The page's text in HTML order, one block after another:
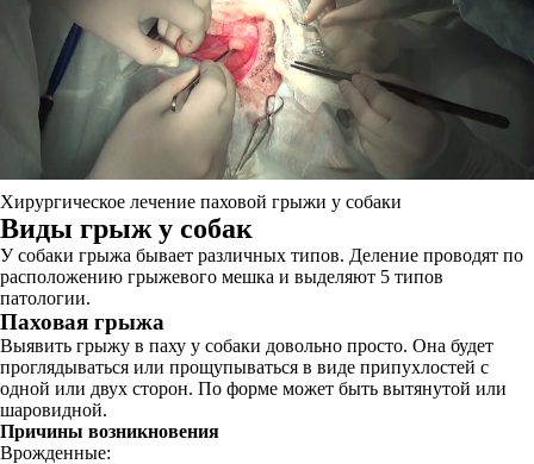
Хирургическое лечение паховой грыжи у собаки
Виды грыж у собак
У собаки грыжа бывает различных типов. Деление проводят по
расположению грыжевого мешка и выделяют 5 типов
патологии.
Паховая грыжа
Выявить грыжу в паху у собаки довольно просто. Она будет
проглядываться или прощупываться в виде припухлостей с
одной или двух сторон. По форме может быть вытянутой или
шаровидной.
Причины возникновения
Врожденные: